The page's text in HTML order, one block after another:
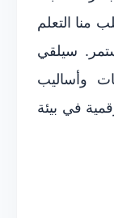
منا التعلم
سيلقي
وأساليب
في بيئة